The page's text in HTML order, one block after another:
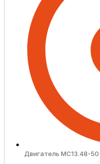
Двигатель MC13.48-50